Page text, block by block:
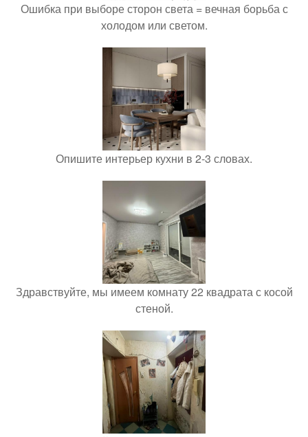
Ошибка при выборе сторон света = вечная борьба с
холодом или светом.
Опишите интерьер кухни в 2-3 словах.
Здравствуйте, мы имеем комнату 22 квадрата с косой
стеной.